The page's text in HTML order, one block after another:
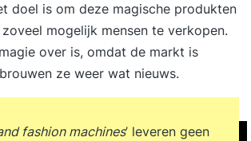
doel is om deze magische produkten
mogelijk mensen te verkopen.
over is, omdat de markt is
ze weer wat nieuws.
fashion machines’ leveren geen